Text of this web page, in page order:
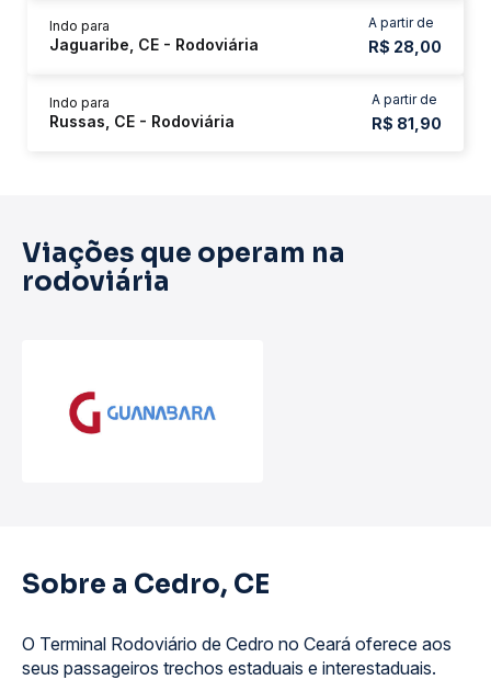
A partir de
R$ 28,00
Indo para
Jaguaribe, CE - Rodoviária
A partir de
R$ 81,90
Indo para
Russas, CE - Rodoviária
Viações que operam na
rodoviária
Sobre a Cedro, CE
O Terminal Rodoviário de Cedro no Ceará oferece aos
seus passageiros trechos estaduais e interestaduais.